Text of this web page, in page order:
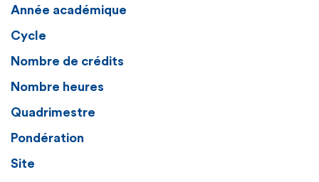
Année académique
Cycle
Nombre de crédits
Nombre heures
Quadrimestre
Pondération
Site